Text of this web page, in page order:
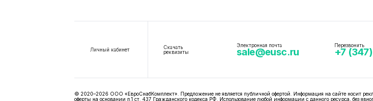
Личный кабинет
Скачать
реквизиты
Электронная почта
sale@eusc.ru
Перезвонить
+7
© 2020–2026 ООО «ЕвроСнабКомплект». Предложение не является публичной офертой. Информация на сайте носит
оферты на основании п.1 ст. 437 Гражданского кодекса РФ. Использование любой информации с данного ресурса, без